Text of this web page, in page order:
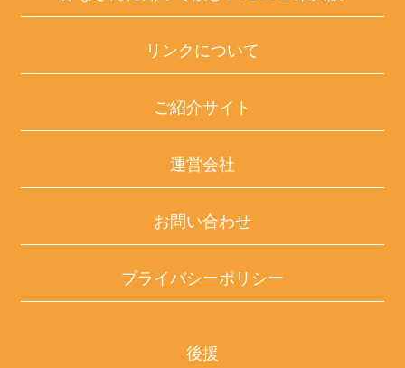
リンクについて
ご紹介サイト
運営会社
お問い合わせ
プライバシーポリシー
後援